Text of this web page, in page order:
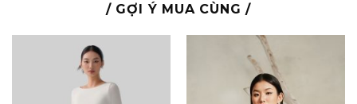
/ GỢI Ý MUA CÙNG /